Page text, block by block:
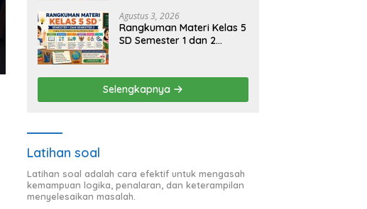
Agustus 3, 2026
Rangkuman Materi Kelas 5
SD Semester 1 dan 2
Selengkapnya
Latihan soal
Latihan soal adalah cara efektif untuk mengasah
kemampuan logika, penalaran, dan keterampilan
menyelesaikan masalah.